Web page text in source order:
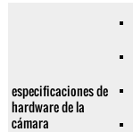
especificaciones de
hardware de la
cámara